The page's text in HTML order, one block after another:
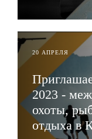
20 АПРЕЛЯ
2023 -
охоты,
отдыха в